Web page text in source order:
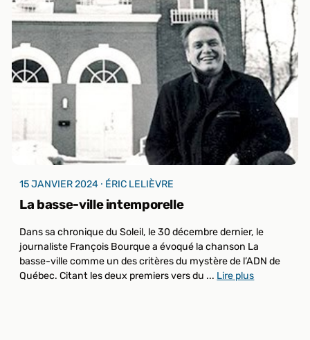
La basse-ville intemporelle
15 JANVIER 2024 ⸱ ÉRIC LELIÈVRE
Dans sa chronique du Soleil, le 30 décembre dernier, le
journaliste François Bourque a évoqué la chanson La
basse-ville comme un des critères du mystère de l’ADN de
Québec. Citant les deux premiers vers du ... Lire plus